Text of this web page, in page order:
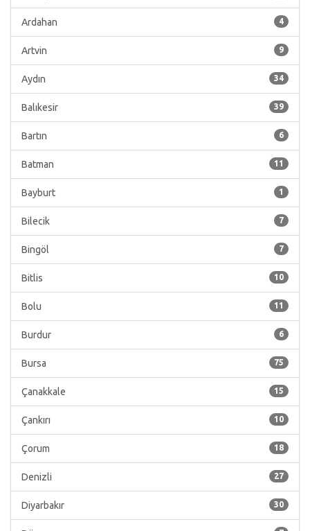
4
Ardahan
9
Artvin
34
Aydın
39
Balıkesir
6
Bartın
11
Batman
1
Bayburt
7
Bilecik
7
Bingöl
10
Bitlis
11
Bolu
6
Burdur
75
Bursa
15
Çanakkale
10
Çankırı
18
Çorum
27
Denizli
30
Diyarbakır